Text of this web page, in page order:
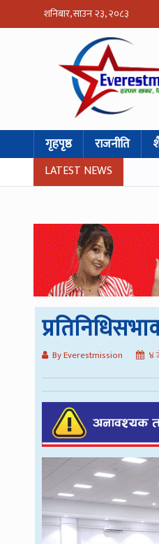
शनिबार, साउन २३, २०८३
गृहपृष्ठ राजनीति
LATEST NEWS
By Everestmission ४